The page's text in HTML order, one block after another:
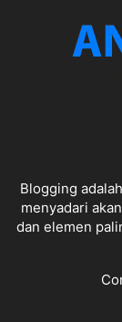
Blogging
menyadari
dan elemen